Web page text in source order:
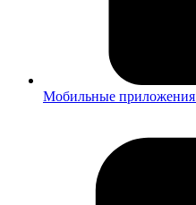
Мобильные приложения